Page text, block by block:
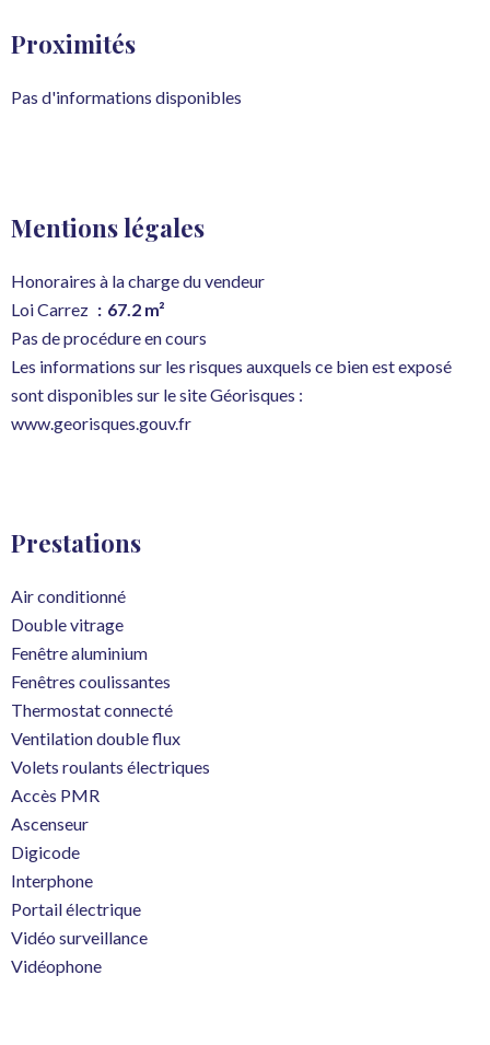
Proximités
Pas d'informations disponibles
Mentions légales
Honoraires à la charge du vendeur
Loi Carrez
67.2 m²
Pas de procédure en cours
Les informations sur les risques auxquels ce bien est exposé
sont disponibles sur le site Géorisques :
www.georisques.gouv.fr
Prestations
Air conditionné
Double vitrage
Fenêtre aluminium
Fenêtres coulissantes
Thermostat connecté
Ventilation double flux
Volets roulants électriques
Accès PMR
Ascenseur
Digicode
Interphone
Portail électrique
Vidéo surveillance
Vidéophone